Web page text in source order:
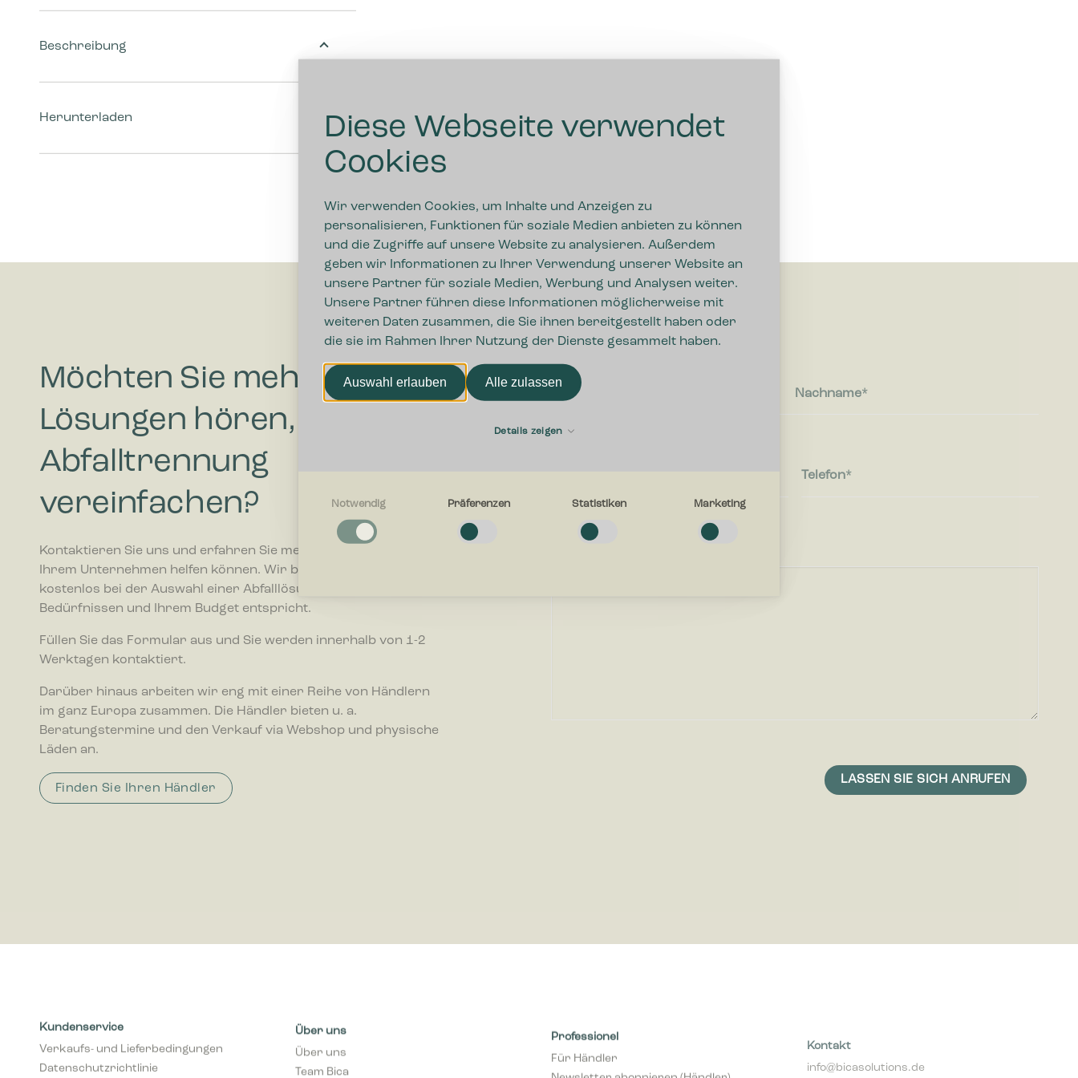
Diese Webseite verwendet
Cookies
Wir verwenden Cookies, um Inhalte und Anzeigen zu
personalisieren, Funktionen für soziale Medien anbieten zu können
und die Zugriffe auf unsere Website zu analysieren. Außerdem
geben wir Informationen zu Ihrer Verwendung unserer Website an
unsere Partner für soziale Medien, Werbung und Analysen weiter.
Unsere Partner führen diese Informationen möglicherweise mit
weiteren Daten zusammen, die Sie ihnen bereitgestellt haben oder
die sie im Rahmen Ihrer Nutzung der Dienste gesammelt haben.
Auswahl erlauben Alle zulassen
Details zeigen
Notwendig
Notwendige Cookies helfen dabei, eine Webseite nutzbar zu machen, indem sie
beeinflussen, wie sich eine Webseite verhält oder aussieht, wie z. B. Ihre bevorzugte Sprache
Statistiken
Statistik-Cookies helfen Webseiten-Besitzern zu verstehen, wie Besucher mit Webseiten
interagieren, indem Informationen anonym gesammelt und gemeldet werden.
Notwendig Präferenzen Statistiken Marketing
Beschreibung
Herunterladen
Möchten Sie mehr zu
Lösungen hören, die die
Abfalltrennung
vereinfachen?
Kontaktieren Sie uns und erfahren Sie mehr darüber, wie wir
Ihrem Unternehmen helfen können. Wir beraten Sie stets
kostenlos bei der Auswahl einer Abfalllösung, die Ihren
Bedürfnissen und Ihrem Budget entspricht.
Füllen Sie das Formular aus und Sie werden innerhalb von 1-2
Werktagen kontaktiert.
Darüber hinaus arbeiten wir eng mit einer Reihe von Händlern
im ganz Europa zusammen. Die Händler bieten u. a.
Beratungstermine und den Verkauf via Webshop und physische
Läden an.
Finden Sie Ihren Händler
Vorname Nachname
Telefon
Kundenservice
Verkaufs- und Lieferbedingungen
Datenschutzrichtlinie
Über uns
Über uns
Team Bica
info@bicasolutions.de
+49 511 93 639 309